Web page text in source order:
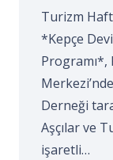
Turizm
*Kepçe
Programı*,
Derneği
Aşçılar ve
işaretli…